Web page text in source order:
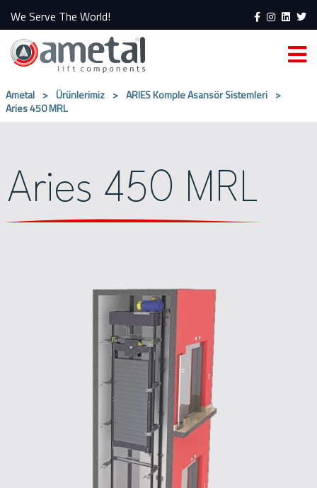
We Serve The World!
Ametal > Ürünlerimiz > ARIES Komple Asansör Sistemleri >
Aries 450 MRL
Aries 450 MRL